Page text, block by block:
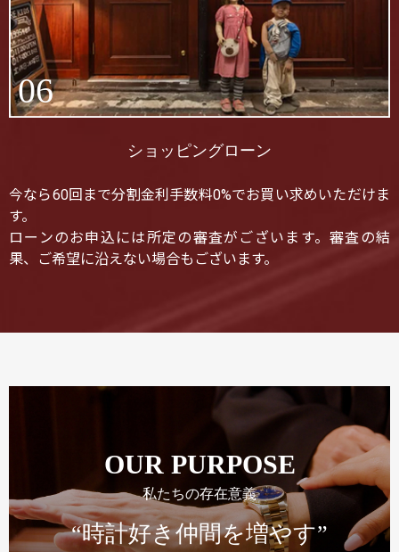
06
ショッピングローン
今なら60回まで分割金利手数料0%でお買い求めいただけま
す。
ローンのお申込には所定の審査がございます。審査の結
果、ご希望に沿えない場合もございます。
OUR PURPOSE
私たちの存在意義
“時計好き仲間を増やす”